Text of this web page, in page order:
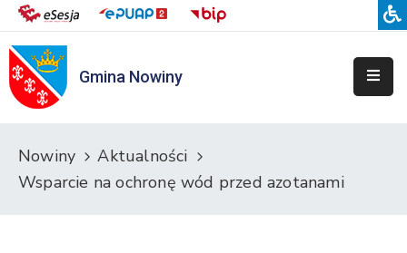
Gmina Nowiny
Liceum
Sportowe
Samorządowe
w
Nowiny
Aktualności
Wsparcie na ochronę wód przed azotanami